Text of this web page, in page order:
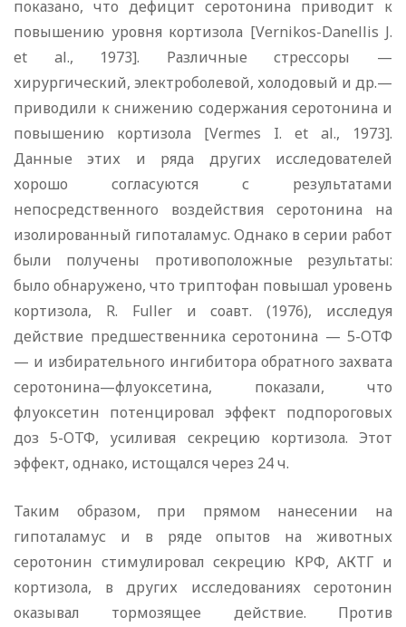
показано, что дефицит серотонина приводит к
повышению уровня кортизола [Vernikos-Danellis J.
et al., 1973]. Различные стрессоры —
хирургический, электроболевой, холодовый и др.—
приводили к снижению содержания серотонина и
повышению кортизола [Vermes I. et al., 1973].
Данные этих и ряда других исследователей
хорошо согласуются с результатами
непосредственного воздействия серотонина на
изолированный гипоталамус. Однако в серии работ
были получены противоположные результаты:
было обнаружено, что триптофан повышал уровень
кортизола, R. Fuller и соавт. (1976), исследуя
действие предшественника серотонина — 5-ОТФ
— и избирательного ингибитора обратного захвата
серотонина—флуоксетина, показали, что
флуоксетин потенцировал эффект подпороговых
доз 5-ОТФ, усиливая секрецию кортизола. Этот
эффект, однако, истощался через 24 ч.
Таким образом, при прямом нанесении на
гипоталамус и в ряде опытов на животных
серотонин стимулировал секрецию КРФ, АКТГ и
кортизола, в других исследованиях серотонин
оказывал тормозящее действие. Против